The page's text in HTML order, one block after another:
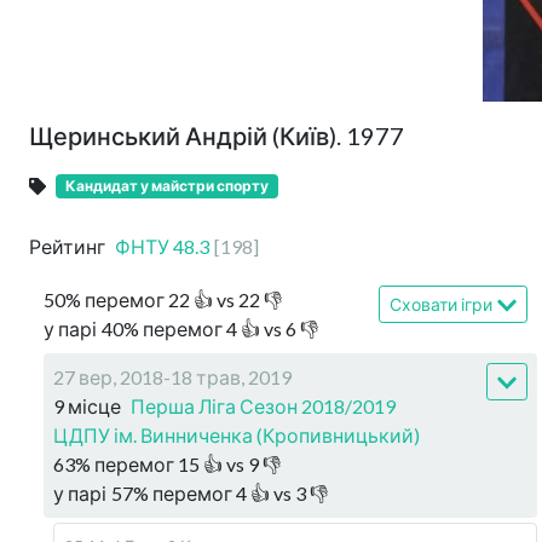
Щеринський Андрій (Київ). 1977
Кандидат у майстри спорту
Рейтинг ФНТУ48.3 [198]
50% перемог 22 👍 vs 22 👎
у парі 40% перемог4 👍 vs 6👎
Сховати ігри
27 вер, 2018-18 трав, 2019
9 місце Перша Ліга Сезон 2018/2019
ЦДПУ ім. Винниченка (Кропивницький)
63% перемог 15 👍 vs 9👎
у парі 57% перемог4 👍 vs 3👎